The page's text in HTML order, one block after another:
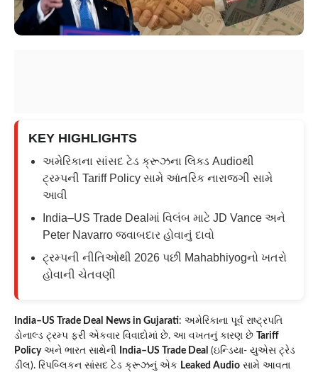
KEY HIGHLIGHTS
અમેરિકાના સાંસદ ટેડ ક્રૂઝના લિક્ડ Audioથી
ટ્રમ્પની Tariff Policy સામે આંતરિક નારાજગી સામે
આવી
India–US Trade Dealમાં વિલંબ માટે JD Vance અને
Peter Navarro જવાબદાર હોવાનું દાવો
ટ્રમ્પની નીતિઓથી 2026 પછી Mahabhiyogનો ખતરો
હોવાની ચેતવણી
India–US Trade Deal News in Gujarati: અમેરિકાના પૂર્વ રાષ્ટ્રપતિ
ડોનાલ્ડ ટ્રમ્પ ફરી એકવાર વિવાદોમાં છે. આ વખતનું કારણ છે
Tariff
Policyઅને ભારત સાથેની India–US Trade Deal (ઇન્ડિયા- યુએસ ટ્રેડ
ડીલ). રિપબ્લિકન સાંસદ ટેડ ક્રૂઝનું એક Leaked Audio સામે આવતા